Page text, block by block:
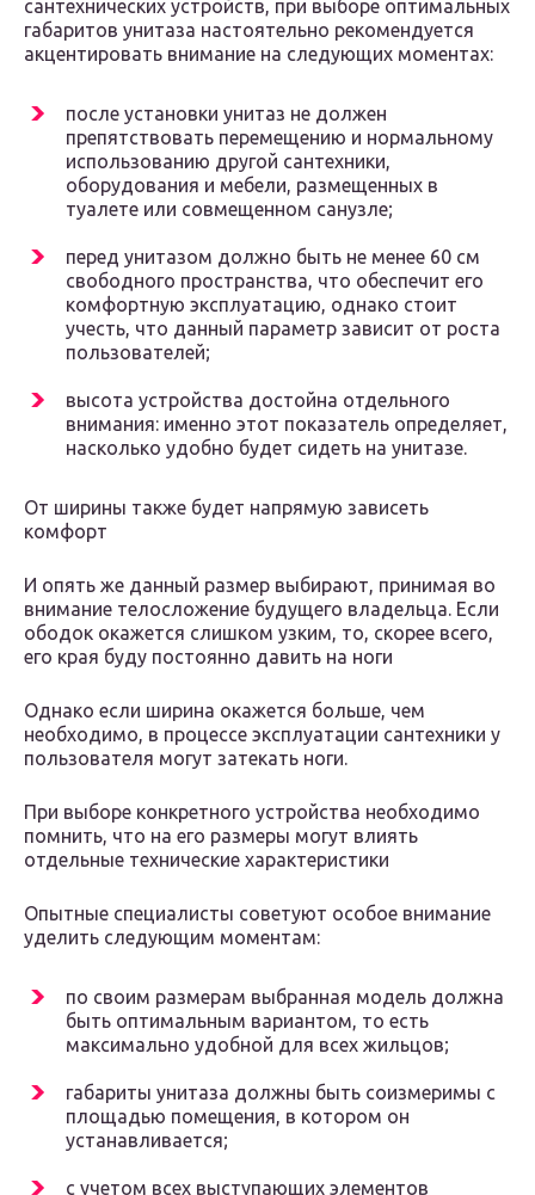
сантехнических устройств, при выборе оптимальных
габаритов унитаза настоятельно рекомендуется
акцентировать внимание на следующих моментах:
после установки унитаз не должен
препятствовать перемещению и нормальному
использованию другой сантехники,
оборудования и мебели, размещенных в
туалете или совмещенном санузле;
перед унитазом должно быть не менее 60 см
свободного пространства, что обеспечит его
комфортную эксплуатацию, однако стоит
учесть, что данный параметр зависит от роста
пользователей;
высота устройства достойна отдельного
внимания: именно этот показатель определяет,
насколько удобно будет сидеть на унитазе.
От ширины также будет напрямую зависеть
комфорт
И опять же данный размер выбирают, принимая во
внимание телосложение будущего владельца. Если
ободок окажется слишком узким, то, скорее всего,
его края буду постоянно давить на ноги
Однако если ширина окажется больше, чем
необходимо, в процессе эксплуатации сантехники у
пользователя могут затекать ноги.
При выборе конкретного устройства необходимо
помнить, что на его размеры могут влиять
отдельные технические характеристики
Опытные специалисты советуют особое внимание
уделить следующим моментам:
по своим размерам выбранная модель должна
быть оптимальным вариантом, то есть
максимально удобной для всех жильцов;
габариты унитаза должны быть соизмеримы с
площадью помещения, в котором он
устанавливается;
с учетом всех выступающих элементов